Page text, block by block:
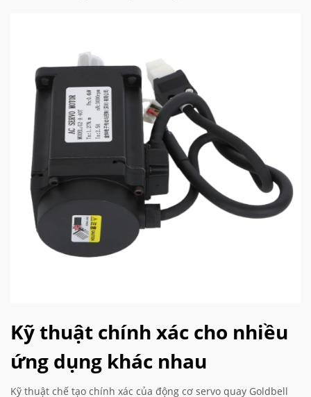
Kỹ thuật chính xác cho nhiều
ứng dụng khác nhau
Kỹ thuật chế tạo chính xác của động cơ servo quay Goldbell